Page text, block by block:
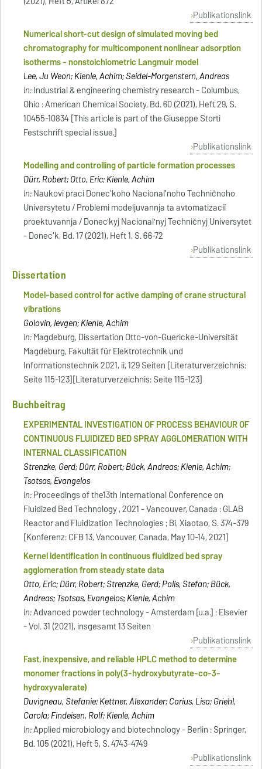
Publikationslink
Numerical short-cut design of simulated moving bed
chromatography for multicomponent nonlinear adsorption
isotherms - nonstoichiometric Langmuir model
Lee, Ju Weon; Kienle, Achim; Seidel-Morgenstern, Andreas
In:Industrial & engineering chemistry research - Columbus,
Ohio : American Chemical Society, Bd. 60 (2021), Heft 29, S.
10455-10834 [This article is part of the Giuseppe Storti
Festschrift special issue.]
Publikationslink
Modelling and controlling of particle formation processes
Dürr, Robert; Otto, Eric; Kienle, Achim
In:Naukovi praci Donecʹkoho Nacionalʹnoho Techničnoho
Universytetu / Problemi modeljuvannja ta avtomatizaciï
proektuvannja / Donec'kyj Nacional'nyj Techničnyj Universytet
- Donecʹk, Bd. 17 (2021), Heft 1, S. 66-72
Publikationslink
Dissertation
Model-based control for active damping of crane structural
vibrations
Golovin, Ievgen; Kienle, Achim
In:Magdeburg, Dissertation Otto-von-Guericke-Universität
Magdeburg, Fakultät für Elektrotechnik und
Informationstechnik 2021, ii, 129 Seiten [Literaturverzeichnis:
Seite 115-123][Literaturverzeichnis: Seite 115-123]
Buchbeitrag
EXPERIMENTAL INVESTIGATION OF PROCESS BEHAVIOUR OF
CONTINUOUS FLUIDIZED BED SPRAY AGGLOMERATION WITH
INTERNAL CLASSIFICATION
Strenzke, Gerd; Dürr, Robert; Bück, Andreas; Kienle, Achim;
Tsotsas, Evangelos
In:Proceedings of the13th International Conference on
Fluidized Bed Technology , 2021 - Vancouver, Canada : GLAB
Reactor and Fluidization Technologies ; Bi, Xiaotao, S. 374-379
[Konferenz: CFB 13, Vancouver, Canada, May 10-14, 2021]
Kernel identification in continuous fluidized bed spray
agglomeration from steady state data
Otto, Eric; Dürr, Robert; Strenzke, Gerd; Palis, Stefan; Bück,
Andreas; Tsotsas, Evangelos; Kienle, Achim
In:Advanced powder technology - Amsterdam [u.a.] : Elsevier
- Vol. 31 (2021), insgesamt 13 Seiten
Publikationslink
Fast, inexpensive, and reliable HPLC method to determine
monomer fractions in poly(3-hydroxybutyrate-co-3-
hydroxyvalerate)
Duvigneau, Stefanie; Kettner, Alexander; Carius, Lisa; Griehl,
Carola; Findeisen, Rolf; Kienle, Achim
In:Applied microbiology and biotechnology - Berlin : Springer,
Bd. 105 (2021), Heft 5, S. 4743-4749
Publikationslink